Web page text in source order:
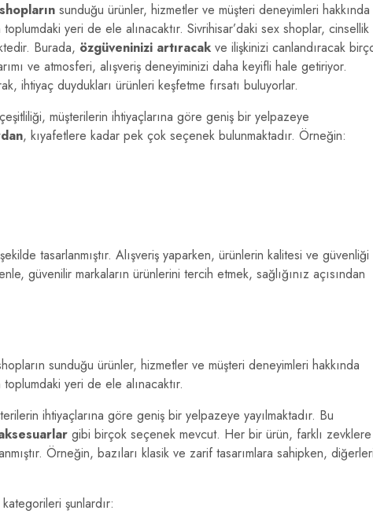
sunduğu ürünler, hizmetler ve müşteri deneyimleri hakkında
yeri de ele alınacaktır. Sivrihisar’daki sex shoplar, cinsellik
Burada, özgüveninizi artıracak ve ilişkinizi canlandıracak
ve atmosferi, alışveriş deneyiminizi daha keyifli hale getiriyor.
ihtiyaç duydukları ürünleri keşfetme fırsatı buluyorlar.
müşterilerin ihtiyaçlarına göre geniş bir yelpazeye
, kıyafetlere kadar pek çok seçenek bulunmaktadır. Örneğin:
tasarlanmıştır. Alışveriş yaparken, ürünlerin kalitesi ve güvenliği
güvenilir markaların ürünlerini tercih etmek, sağlığınız açısından
sunduğu ürünler, hizmetler ve müşteri deneyimleri hakkında
yeri de ele alınacaktır.
ihtiyaçlarına göre geniş bir yelpazeye yayılmaktadır. Bu
gibi birçok seçenek mevcut. Her bir ürün, farklı zevklere
Örneğin, bazıları klasik ve zarif tasarımlara sahipken,
şunlardır: